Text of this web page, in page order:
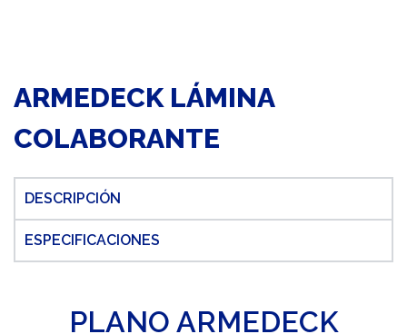
ARMEDECK LÁMINA
COLABORANTE
DESCRIPCIÓN
ESPECIFICACIONES
PLANO ARMEDECK